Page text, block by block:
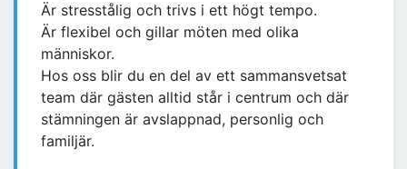
Är stresstålig och trivs i ett högt tempo.
Är flexibel och gillar möten med olika
människor.
Hos oss blir du en del av ett sammansvetsat
team där gästen alltid står i centrum och där
stämningen är avslappnad, personlig och
familjär.